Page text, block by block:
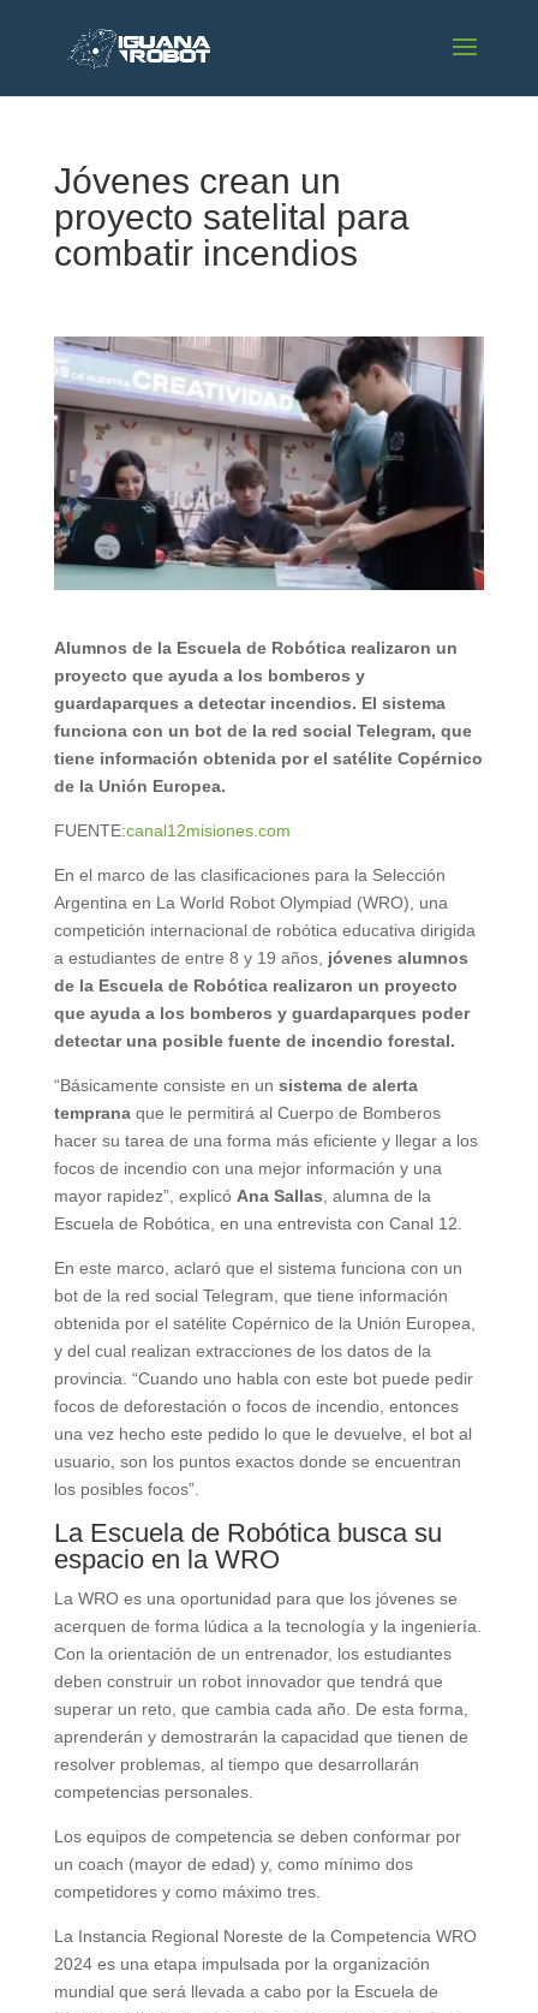
Jóvenes crean un
proyecto satelital para
combatir incendios
Alumnos de la Escuela de Robótica realizaron un
proyecto que ayuda a los bomberos y
guardaparques a detectar incendios. El sistema
funciona con un bot de la red social Telegram, que
tiene información obtenida por el satélite Copérnico
de la Unión Europea.
FUENTE:canal12misiones.com
En el marco de las clasificaciones para la Selección
Argentina en La World Robot Olympiad (WRO), una
competición internacional de robótica educativa dirigida
a estudiantes de entre 8 y 19 años, jóvenes alumnos
de la Escuela de Robótica realizaron un proyecto
que ayuda a los bomberos y guardaparques poder
detectar una posible fuente de incendio forestal.
“Básicamente consiste en un sistema de alerta
tempranaque le permitirá al Cuerpo de Bomberos
hacer su tarea de una forma más eficiente y llegar a los
focos de incendio con una mejor información y una
mayor rapidez”, explicó Ana Sallas, alumna de la
Escuela de Robótica, en una entrevista con Canal 12.
En este marco, aclaró que el sistema funciona con un
bot de la red social Telegram, que tiene información
obtenida por el satélite Copérnico de la Unión Europea,
y del cual realizan extracciones de los datos de la
provincia. “Cuando uno habla con este bot puede pedir
focos de deforestación o focos de incendio, entonces
una vez hecho este pedido lo que le devuelve, el bot al
usuario, son los puntos exactos donde se encuentran
los posibles focos”.
La Escuela de Robótica busca su
espacio en la WRO
La WRO es una oportunidad para que los jóvenes se
acerquen de forma lúdica a la tecnología y la ingeniería.
Con la orientación de un entrenador, los estudiantes
deben construir un robot innovador que tendrá que
superar un reto, que cambia cada año. De esta forma,
aprenderán y demostrarán la capacidad que tienen de
resolver problemas, al tiempo que desarrollarán
competencias personales.
Los equipos de competencia se deben conformar por
un coach (mayor de edad) y, como mínimo dos
competidores y como máximo tres.
La Instancia Regional Noreste de la Competencia WRO
2024 es una etapa impulsada por la organización
mundial que será llevada a cabo por la Escuela de